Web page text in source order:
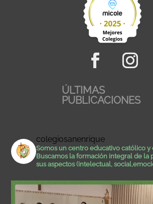
ÚLTIMAS
PUBLICACIONES
colegiosanenrique
Somos un centro educativo católico y
Buscamos la formación integral de la
sus aspectos (intelectual,